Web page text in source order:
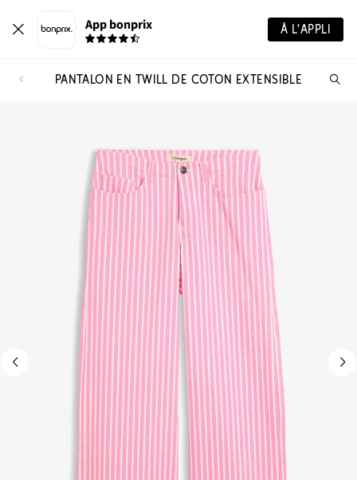
App bonprix À L’APPLI
PANTALON EN TWILL DE COTON EXTENSIBLE